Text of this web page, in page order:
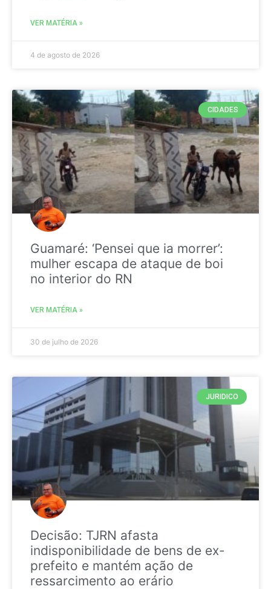
VER MATÉRIA »
4 de agosto de 2026
CIDADES
Guamaré: ‘Pensei que ia morrer’:
mulher escapa de ataque de boi
no interior do RN
VER MATÉRIA »
30 de julho de 2026
JURIDICO
Decisão: TJRN afasta
indisponibilidade de bens de ex-
prefeito e mantém ação de
ressarcimento ao erário